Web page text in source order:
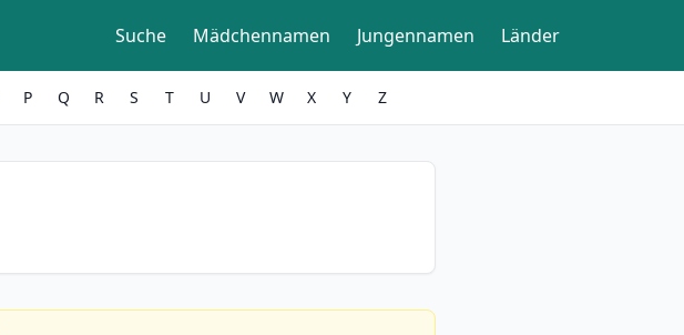
Suche Mädchennamen Jungennamen Länder
P Q R S T U V W X Y Z